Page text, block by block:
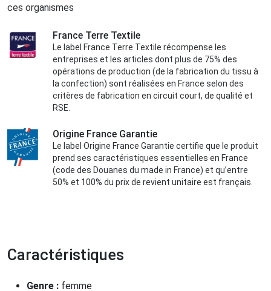
ces organismes
France Terre Textile
Le label France Terre Textile récompense les
entreprises et les articles dont plus de 75% des
opérations de production (de la fabrication du tissu à
la confection) sont réalisées en France selon des
critères de fabrication en circuit court, de qualité et
RSE.
Origine France Garantie
Le label Origine France Garantie certifie que le produit
prend ses caractéristiques essentielles en France
(code des Douanes du made in France) et qu’entre
50% et 100% du prix de revient unitaire est français.
Caractéristiques
Genre : femme